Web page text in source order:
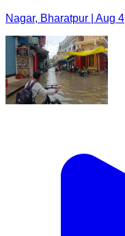
Nagar, Bharatpur | Aug